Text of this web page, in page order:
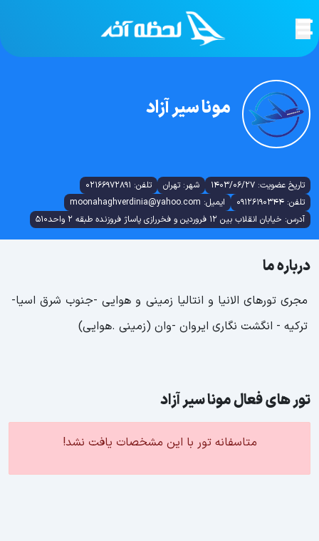
مونا سیر آزاد
تاریخ عضویت: 1403/06/27 شهر: تهران
تلفن: 02166972891
تلفن: 09126190344
ایمیل: moonahaghverdinia@yahoo.com
آدرس: خیابان انقلاب بین 12 فروردین و فخررازی پاساژ فروزنده طبقه 2 واحد510
درباره ما
مجری تورهای الانیا و انتالیا زمینی و هوایی -جنوب شرق اسیا-
ترکیه - انگشت نگاری ایروان -وان (زمینی .هوایی)
تور های فعال مونا سیر آزاد
متاسفانه تور با این مشخصات یافت نشد!